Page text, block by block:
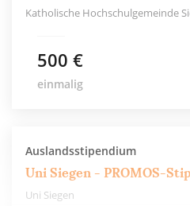
Katholische Hochschulgemeinde
500 €
einmalig
Auslandsstipendium
Uni Siegen - PROMOS-
Uni Siegen